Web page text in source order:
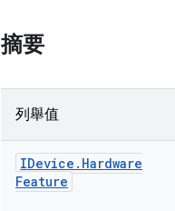
摘要
列舉值
IDevice . Hardware
Feature